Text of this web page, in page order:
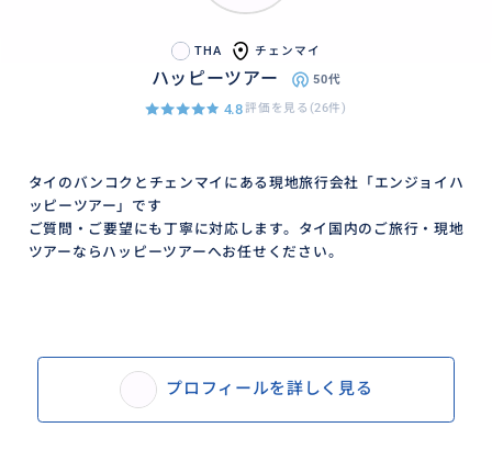
THA チェンマイ
ハッピーツアー 50代
4.8評価を見る(26件)
タイのバンコクとチェンマイにある現地旅行会社「エンジョイハ
ッピーツアー」です
ご質問・ご要望にも丁寧に対応します。タイ国内のご旅行・現地
ツアーならハッピーツアーへお任せください。
プロフィールを詳しく見る